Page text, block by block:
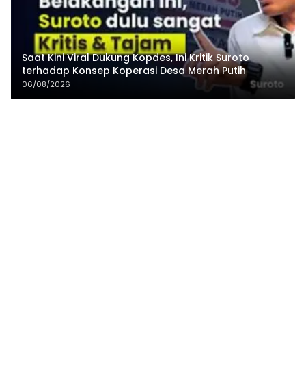
Saat Kini Viral Dukung Kopdes, Ini Kritik Suroto
terhadap Konsep Koperasi Desa Merah Putih
06/08/2026